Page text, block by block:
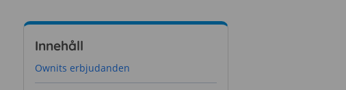
Innehåll
Ownits erbjudanden